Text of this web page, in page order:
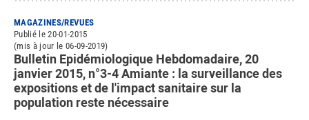
MAGAZINES/REVUES
Publié le 20-01-2015
(mis à jour le 06-09-2019)
Bulletin Epidémiologique Hebdomadaire, 20
janvier 2015, n°3-4 Amiante : la surveillance des
expositions et de l'impact sanitaire sur la
population reste nécessaire